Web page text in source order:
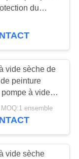
14
du
vide
vide sèche de
peinture
à vide
refroidie par
MOQ:1 ensemble
vide sèche